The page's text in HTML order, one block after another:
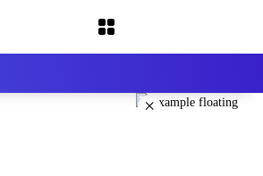
×